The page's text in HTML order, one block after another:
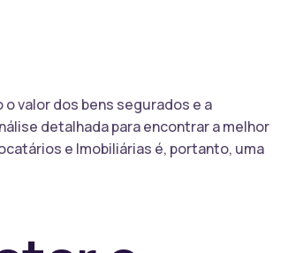
valor dos bens segurados e a
detalhada para encontrar a melhor
e Imobiliárias é, portanto, uma